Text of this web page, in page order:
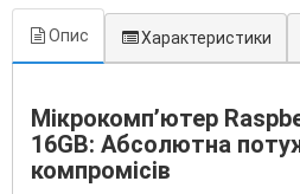
Опис Характеристики
Мікрокомп’ютер
16GB: Абсолютна
компромісів